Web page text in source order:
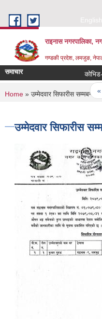
English
राइनास नगरपालिका,
गण्डकी प्रदेश, लमजुङ,
समाचार
«
You are here
Home » उम्मेदवार सिफारीस सम्मबन्धी
उम्मेदवार सिफारीस